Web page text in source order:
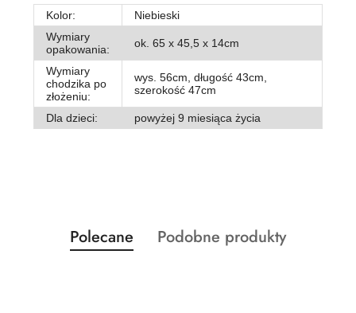
Kolor:
Niebieski
Wymiary
opakowania:
ok. 65 x 45,5 x 14cm
Wymiary
chodzika po
złożeniu:
wys. 56cm, długość 43cm,
szerokość 47cm
Dla dzieci: powyżej 9 miesiąca życia
Pomiń karuzelę produktów
Produkty
o
Polecane
Produkty
Podobne produkty